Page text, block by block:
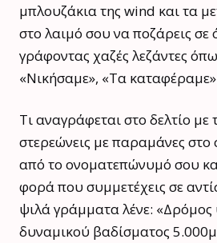
μπλουζάκια της wind και τα
στο λαιμό σου να ποζάρεις
γράφοντας χαζές λεζάντες
«Νικήσαμε», «Τα
Τι αναγράφεται στο δελτίο με
στερεώνεις με παραμάνες στο
από το ονοματεπώνυμό σου
φορά που συμμετέχεις σε
ψιλά γράμματα λένε: «Δρόμος
δυναμικού βαδίσματος